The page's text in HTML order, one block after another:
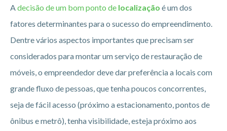
A decisão de um bom ponto de localização é um dos
fatores determinantes para o sucesso do empreendimento.
Dentre vários aspectos importantes que precisam ser
considerados para montar um serviço de restauração de
móveis, o empreendedor deve dar preferência a locais com
grande fluxo de pessoas, que tenha poucos concorrentes,
seja de fácil acesso (próximo a estacionamento, pontos de
ônibus e metrô), tenha visibilidade, esteja próximo aos